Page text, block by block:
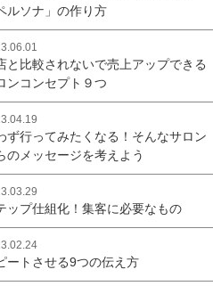
ルソナ」の作り方
と比較されないで売上アップできる
ンコンセプト９つ
ず行ってみたくなる！そんなサロン
のメッセージを考えよう
ップ仕組化！集客に必要なもの
ートさせる9つの伝え方